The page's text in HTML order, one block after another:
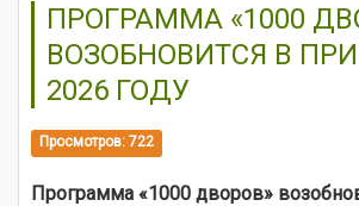
ПРОГРАММА «1000
ВОЗОБНОВИТСЯ В
2026 ГОДУ
Просмотров: 722
Программа «1000 дворов»